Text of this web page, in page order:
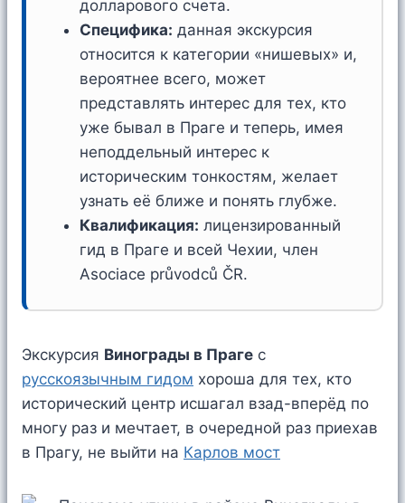
долларового счета.
Специфика: данная экскурсия
относится к категории «нишевых» и,
вероятнее всего, может
представлять интерес для тех, кто
уже бывал в Праге и теперь, имея
неподдельный интерес к
историческим тонкостям, желает
узнать её ближе и понять глубже.
Квалификация: лицензированный
гид в Праге и всей Чехии, член
Asociace průvodců ČR.
Экскурсия Винограды в Праге с
русскоязычным гидом хороша для тех, кто
исторический центр исшагал взад-вперёд по
многу раз и мечтает, в очередной раз приехав
в Прагу, не выйти на Карлов мост